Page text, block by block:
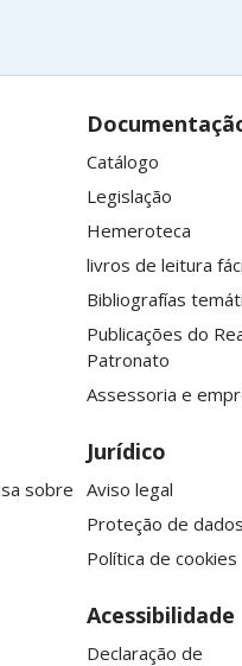
Catálogo
Legislação
Hemeroteca
livros de leitura
Bibliografías
Publicações do
Patronato
Assessoria e
sobre
Jurídico
Aviso legal
Proteção de dados
Política de cookies
Acessibilidade
Declaração de